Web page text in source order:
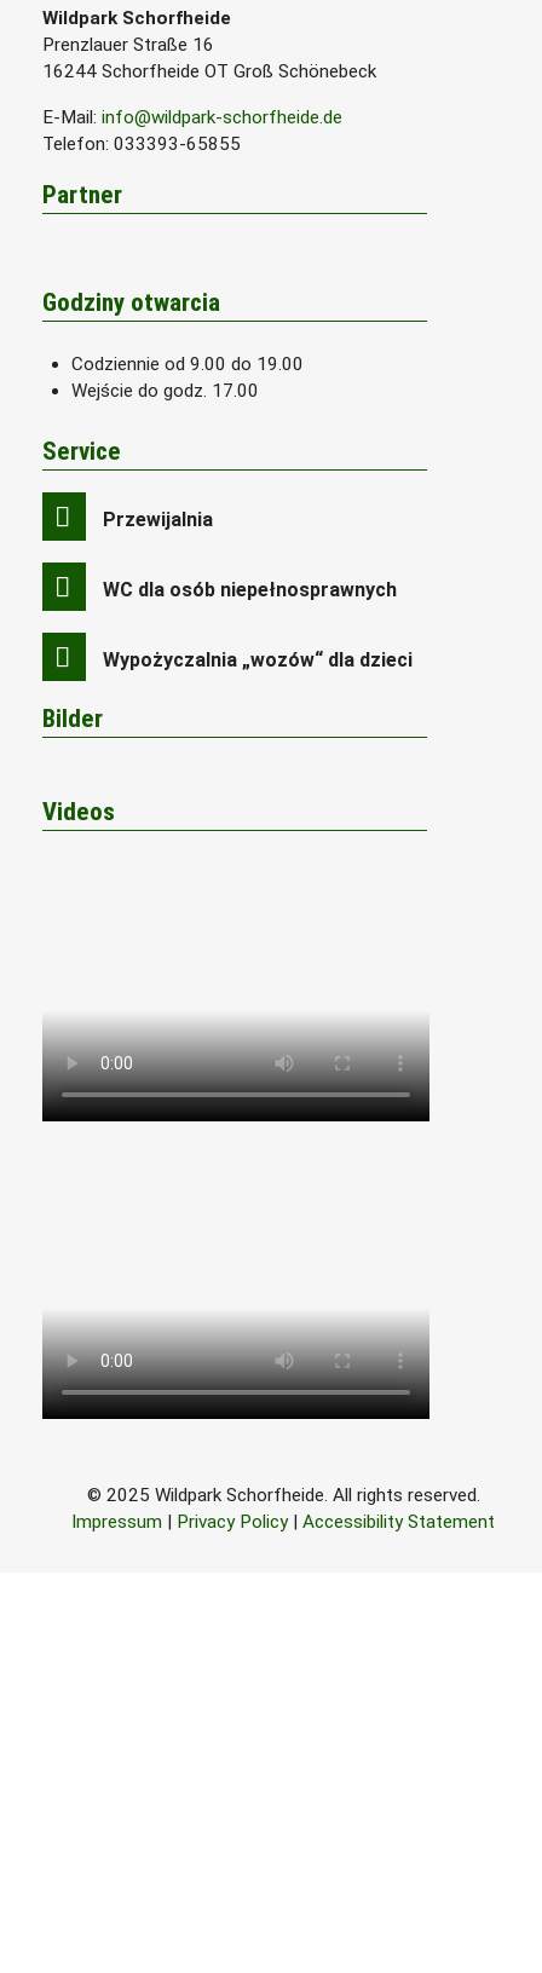
Wildpark Schorfheide
Prenzlauer Straße 16
16244 Schorfheide OT Groß Schönebeck
E-Mail: info@wildpark-schorfheide.de
Telefon: 033393-65855
Partner
Godziny otwarcia
Codziennie od 9.00 do 19.00
Wejście do godz. 17.00
Service
Przewijalnia
WC dla osób niepełnosprawnych
Wypożyczalnia „wozów“ dla dzieci
Bilder
Videos
© 2025 Wildpark Schorfheide. All rights reserved.
Impressum | Privacy Policy| Accessibility Statement